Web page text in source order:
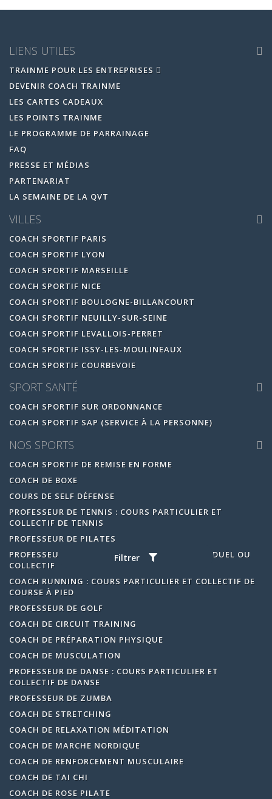
Filtrer
LIENS UTILES
TRAINME POUR LES ENTREPRISES
DEVENIR COACH TRAINME
LES CARTES CADEAUX
LES POINTS TRAINME
LE PROGRAMME DE PARRAINAGE
FAQ
PRESSE ET MÉDIAS
PARTENARIAT
LA SEMAINE DE LA QVT
VILLES
COACH SPORTIF PARIS
COACH SPORTIF LYON
COACH SPORTIF MARSEILLE
COACH SPORTIF NICE
COACH SPORTIF BOULOGNE-BILLANCOURT
COACH SPORTIF NEUILLY-SUR-SEINE
COACH SPORTIF LEVALLOIS-PERRET
COACH SPORTIF ISSY-LES-MOULINEAUX
COACH SPORTIF COURBEVOIE
SPORT SANTÉ
COACH SPORTIF SUR ORDONNANCE
COACH SPORTIF SAP (SERVICE À LA PERSONNE)
NOS SPORTS
COACH SPORTIF DE REMISE EN FORME
COACH DE BOXE
COURS DE SELF DÉFENSE
PROFESSEUR DE TENNIS : COURS PARTICULIER ET
COLLECTIF DE TENNIS
PROFESSEUR DE PILATES
PROFESSEUR DE YOGA : COURS DE YOGA INDIVIDUEL OU
COLLECTIF
COACH RUNNING : COURS PARTICULIER ET COLLECTIF DE
COURSE À PIED
PROFESSEUR DE GOLF
COACH DE CIRCUIT TRAINING
COACH DE PRÉPARATION PHYSIQUE
COACH DE MUSCULATION
PROFESSEUR DE DANSE : COURS PARTICULIER ET
COLLECTIF DE DANSE
PROFESSEUR DE ZUMBA
COACH DE STRETCHING
COACH DE RELAXATION MÉDITATION
COACH DE MARCHE NORDIQUE
COACH DE RENFORCEMENT MUSCULAIRE
COACH DE TAI CHI
COACH DE ROSE PILATE